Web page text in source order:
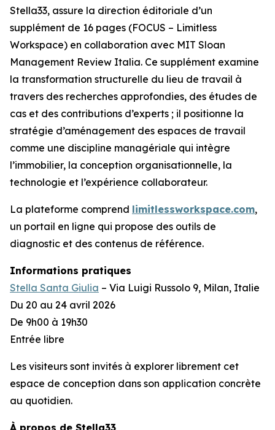
Stella33, assure la direction éditoriale d’un
supplément de 16 pages (FOCUS – Limitless
Workspace) en collaboration avec MIT Sloan
Management Review Italia. Ce supplément examine
la transformation structurelle du lieu de travail à
travers des recherches approfondies, des études de
cas et des contributions d’experts ; il positionne la
stratégie d’aménagement des espaces de travail
comme une discipline managériale qui intègre
l’immobilier, la conception organisationnelle, la
technologie et l’expérience collaborateur.
La plateforme comprend limitlessworkspace.com,
un portail en ligne qui propose des outils de
diagnostic et des contenus de référence.
Informations pratiques
Stella Santa Giulia – Via Luigi Russolo 9, Milan, Italie
Du 20 au 24 avril 2026
De 9h00 à 19h30
Entrée libre
Les visiteurs sont invités à explorer librement cet
espace de conception dans son application concrète
au quotidien.
À propos de Stella33